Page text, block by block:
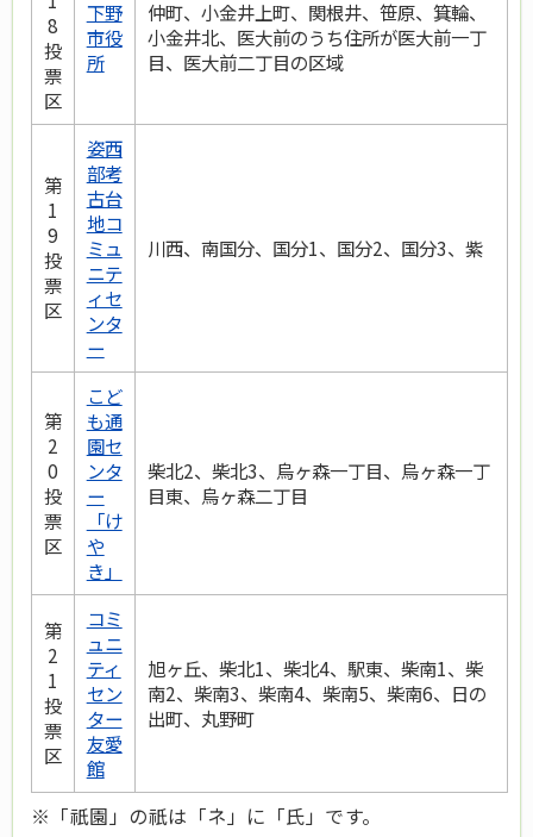
8
投
票
区
下野
市役
所
仲町、小金井上町、関根井、笹原、箕輪、
小金井北、医大前のうち住所が医大前一丁
目、医大前二丁目の区域
第
1
9
投
票
区
姿西
部考
古台
地コ
ミュ
ニテ
ィセ
ンタ
ー
川西、南国分、国分1、国分2、国分3、紫
第
2
0
投
票
区
こど
も通
園セ
ンタ
ー
「け
や
き」
柴北2、柴北3、烏ヶ森一丁目、烏ヶ森一丁
目東、烏ヶ森二丁目
第
2
1
投
票
区
コミ
ュニ
ティ
セン
ター
友愛
館
旭ヶ丘、柴北1、柴北4、駅東、柴南1、柴
南2、柴南3、柴南4、柴南5、柴南6、日の
出町、丸野町
※「祇園」の祇は「ネ」に「氏」です。